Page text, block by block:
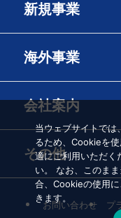
新規事業
海外事業
会社案内
その他
お問い合わせ プ
当ウェブサイトでは
るため、Cookieを
適にご利用いただく
い。 なお、このま
合、Cookieの使用
きます。